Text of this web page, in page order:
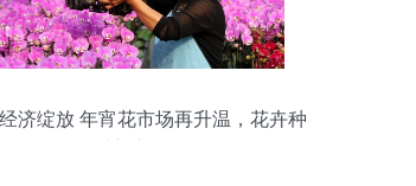
济绽放 年宵花市场再升温，花卉种